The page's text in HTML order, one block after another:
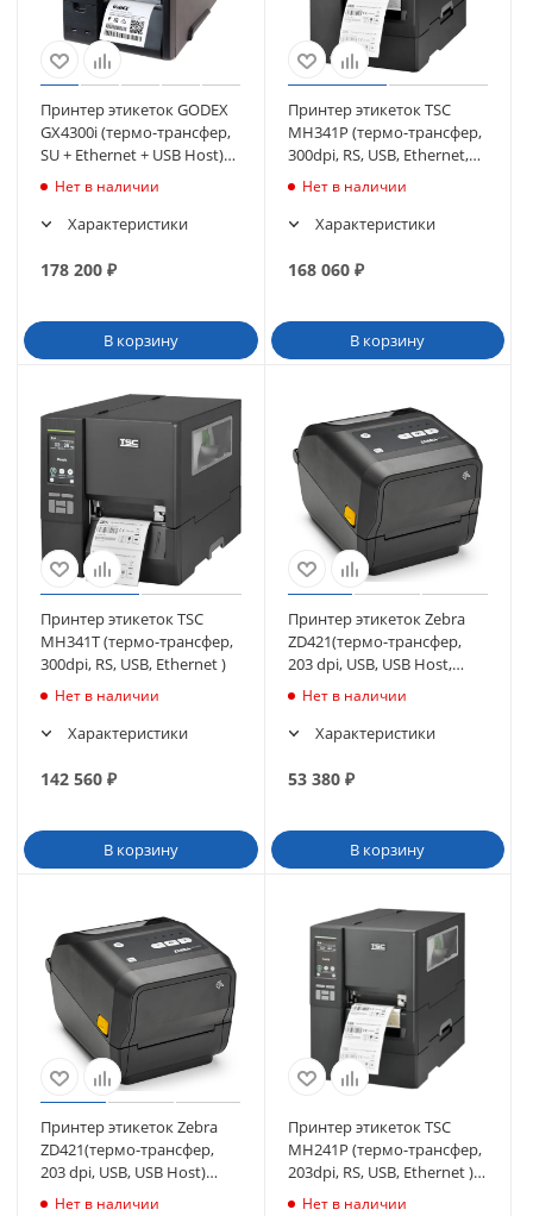
Принтер этикеток GODEX
GX4300i (термо-трансфер,
SU + Ethernet + USB Host)
(011-X3i012-000)
Нет в наличии
Характеристики
178 200 ₽
В корзину
Принтер этикеток TSC
MH341P (термо-трансфер,
300dpi, RS, USB, Ethernet,
смотчик)
Нет в наличии
Характеристики
168 060₽
В корзину
Принтер этикеток TSC
MH341T (термо-трансфер,
300dpi, RS, USB, Ethernet )
Нет в наличии
Характеристики
142 560 ₽
В корзину
Принтер этикеток Zebra
ZD421(термо-трансфер,
203 dpi, USB, USB Host,
Ethernet) (ZD4A042-
Нет в наличии
Характеристики
53 380₽
В корзину
Принтер этикеток Zebra
ZD421(термо-трансфер,
203 dpi, USB, USB Host)
(ZD4A042-30EM00EZ)
Нет в наличии
Принтер этикеток TSC
MH241P (термо-трансфер,
203dpi, RS, USB, Ethernet )
внутр.смотчик
Нет в наличии